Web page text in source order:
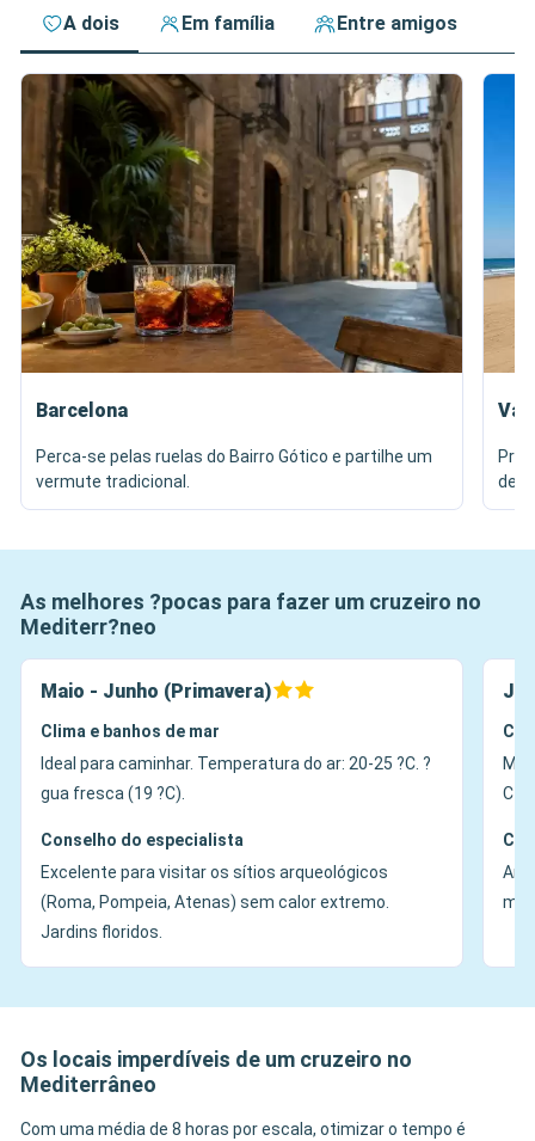
A dois Em família Entre amigos
Barcelona
Perca-se pelas ruelas do Bairro Gótico e partilhe um
vermute tradicional.
de
As melhores ?pocas para fazer um cruzeiro no
Mediterr?neo
Maio - Junho (Primavera)
Clima e banhos de mar
Ideal para caminhar. Temperatura do ar: 20-25 ?C. ?
gua fresca (19 ?C).
Conselho do especialista
Excelente para visitar os sítios arqueológicos
(Roma, Pompeia, Atenas) sem calor extremo.
Jardins floridos.
C+.
Os locais imperdíveis de um cruzeiro no
Mediterrâneo
Com uma média de 8 horas por escala, otimizar o tempo é